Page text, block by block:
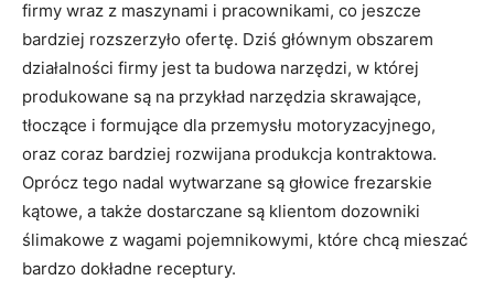
firmy wraz z maszynami i pracownikami, co jeszcze
bardziej rozszerzyło ofertę. Dziś głównym obszarem
działalności firmy jest ta budowa narzędzi, w której
produkowane są na przykład narzędzia skrawające,
tłoczące i formujące dla przemysłu motoryzacyjnego,
oraz coraz bardziej rozwijana produkcja kontraktowa.
Oprócz tego nadal wytwarzane są głowice frezarskie
kątowe, a także dostarczane są klientom dozowniki
ślimakowe z wagami pojemnikowymi, które chcą mieszać
bardzo dokładne receptury.